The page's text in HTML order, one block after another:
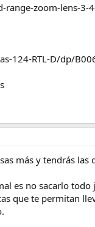
zoom-lens-3-
124-RTL-D/dp/
más y tendrás las
es no sacarlo
que te permitan